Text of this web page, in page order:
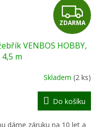
Z
D
A
R
M
A
ZDARMA
VENBOS HOBBY,
m
Skladem (2 ks)
Do košíku
dáme záruku na 10 let a